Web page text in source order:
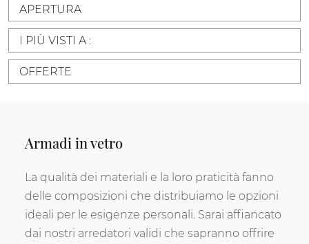
APERTURA
I PIÙ VISTI A :
OFFERTE
Armadi in vetro
La qualità dei materiali e la loro praticità fanno
delle composizioni che distribuiamo le opzioni
ideali per le esigenze personali. Sarai affiancato
dai nostri arredatori validi che sapranno offrire